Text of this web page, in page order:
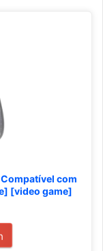
com
[video game]